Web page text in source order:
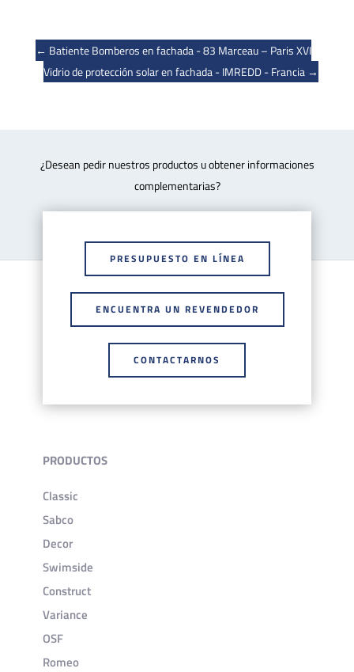
← Batiente Bomberos en fachada - 83 Marceau – Paris XVI
Vidrio de protección solar en fachada - IMREDD - Francia →
¿Desean pedir nuestros productos u obtener informaciones
complementarias?
PRESUPUESTO EN LÍNEA
ENCUENTRA UN REVENDEDOR
CONTACTARNOS
PRODUCTOS
Classic
Sabco
Decor
Swimside
Construct
Variance
OSF
Romeo